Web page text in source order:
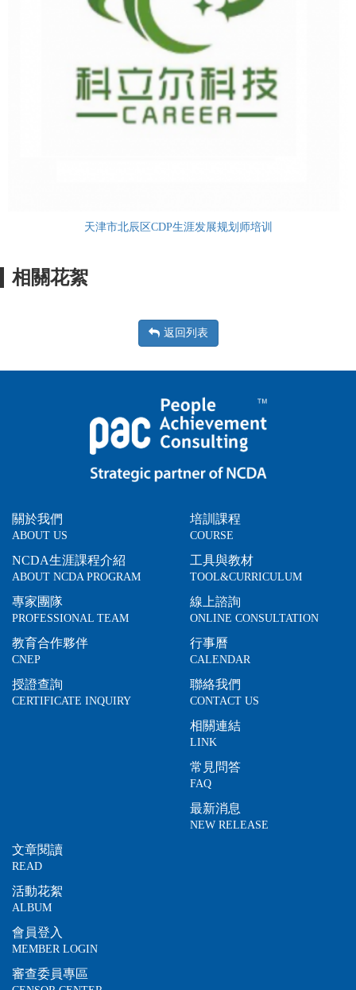
天津市北辰区CDP生涯发展规划师培训
相關花絮
返回列表
關於我們
ABOUT US
NCDA生涯課程介紹
ABOUT NCDA PROGRAM
專家團隊
PROFESSIONAL TEAM
教育合作夥伴
CNEP
授證查詢
CERTIFICATE INQUIRY
培訓課程
COURSE
工具與教材
TOOL&CURRICULUM
線上諮詢
ONLINE CONSULTATION
行事曆
CALENDAR
聯絡我們
CONTACT US
相關連結
LINK
常見問答
FAQ
最新消息
NEW RELEASE
文章閱讀
READ
活動花絮
ALBUM
會員登入
MEMBER LOGIN
審查委員專區